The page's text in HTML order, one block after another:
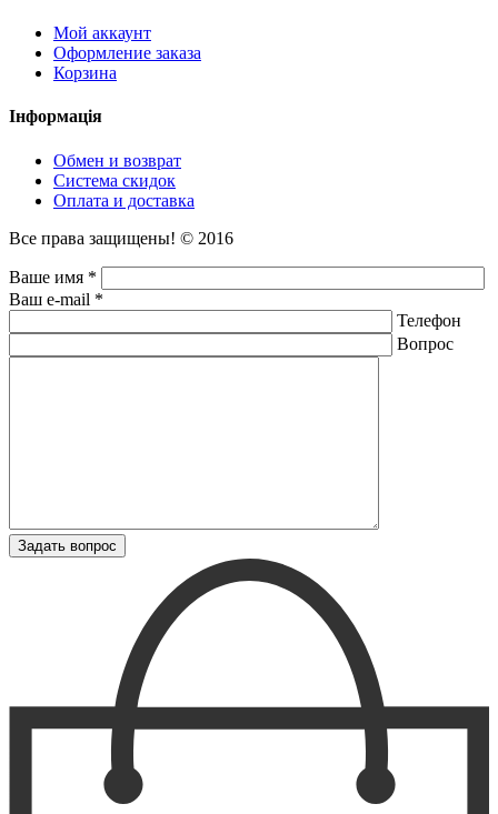
Мой аккаунт
Оформление заказа
Корзина
Інформація
Обмен и возврат
Система скидок
Оплата и доставка
Все права защищены! © 2016
Ваше имя *
Ваш e-mail *
Телефон
Вопрос